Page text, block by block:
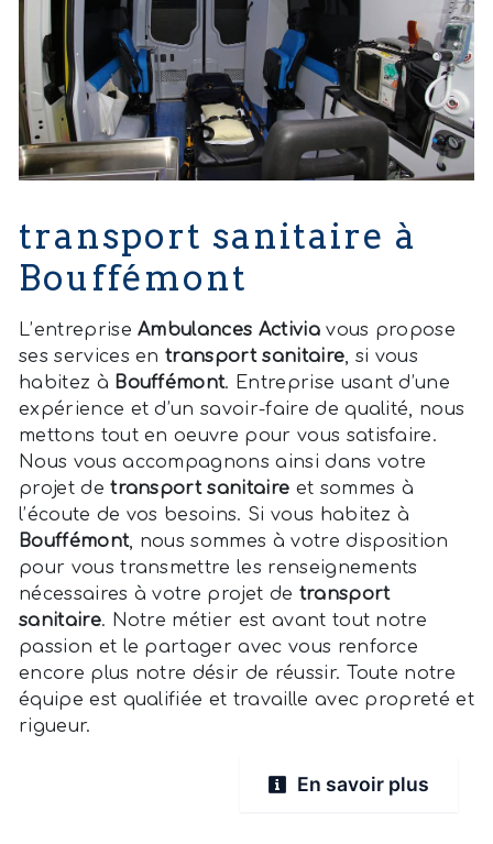
transport sanitaire à
Bouffémont
L’entrepriseAmbulances Activiavous propose
ses services entransport sanitaire, si vous
habitez à Bouffémont. Entreprise usant d’une
expérience et d’un savoir-faire de qualité, nous
mettons tout en oeuvre pour vous satisfaire.
Nous vous accompagnons ainsi dans votre
projet detransport sanitaire et sommes à
l’écoute de vos besoins. Si vous habitez à
Bouffémont, nous sommes à votre disposition
pour vous transmettre les renseignements
nécessaires à votre projet de transport
sanitaire. Notre métier est avant tout notre
passion et le partager avec vous renforce
encore plus notre désir de réussir. Toute notre
équipe est qualifiée et travaille avec propreté et
rigueur.
En savoir plus